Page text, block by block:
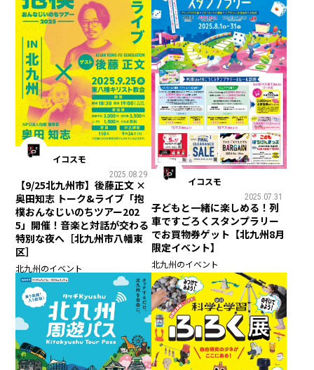
イコスモ
2025.08.29
【9/25北九州市】後藤正文 ×
奥田知志 トーク&ライブ「抱
樸おんなじいのちツアー202
5」開催！音楽と対話が交わる
特別な夜へ［北九州市八幡東
区］
北九州のイベント
イコスモ
2025.07.31
子どもと一緒に楽しめる！列
車ですごろくスタンプラリー
でお買物券ゲット【北九州8月
限定イベント】
北九州のイベント